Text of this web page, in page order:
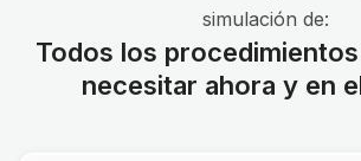
simulación de:
Todos los
necesitar ahora y en